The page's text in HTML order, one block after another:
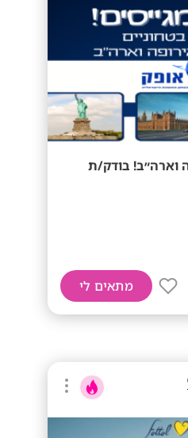
וארה״ב! בודק/ת
מתאים לי